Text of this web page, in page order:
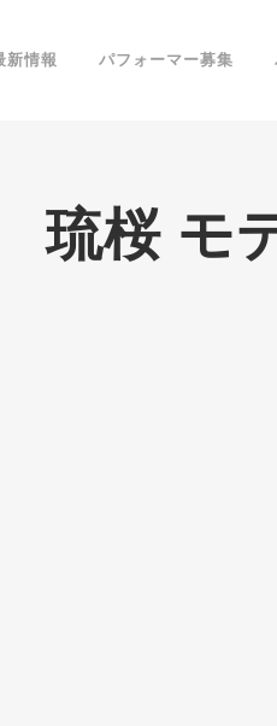
新情報 パフォーマー募集
琉桜 モ